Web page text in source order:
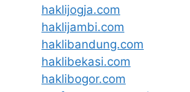
haklijogja.com
haklijambi.com
haklibandung.com
haklibekasi.com
haklibogor.com